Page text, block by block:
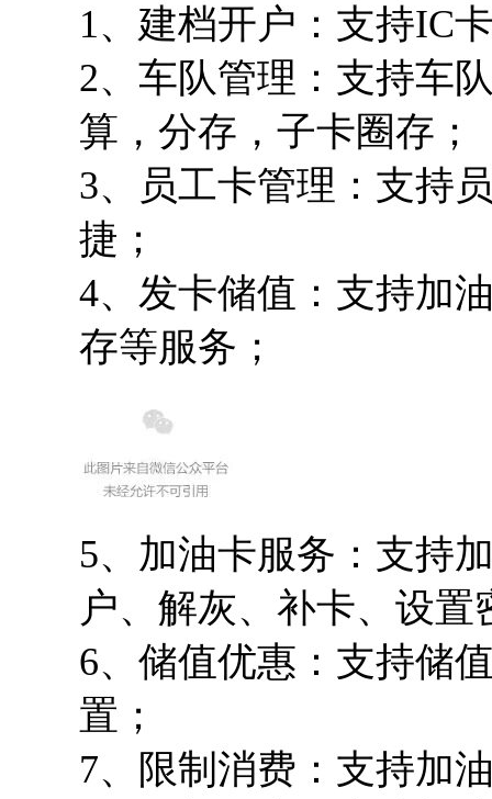
1、建档开户：支持IC
2、车队管理：支持车
算，分存，子卡圈存；
3、员工卡管理：支持
捷；
4、发卡储值：支持加
存等服务；
5、加油卡服务：支持
户、解灰、补卡、设置
6、储值优惠：支持储
置；
7、限制消费：支持加